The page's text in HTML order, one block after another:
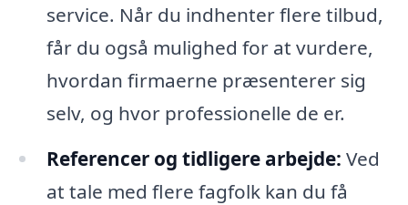
service. Når du indhenter flere tilbud,
får du også mulighed for at vurdere,
hvordan firmaerne præsenterer sig
selv, og hvor professionelle de er.
Referencer og tidligere arbejde: Ved
at tale med flere fagfolk kan du få